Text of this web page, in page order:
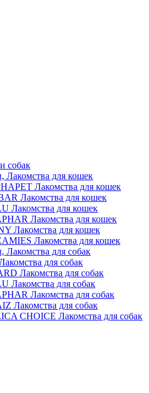
собак
Лакомства для кошек
Лакомства для кошек
Лакомства для кошек
Лакомства для кошек
Лакомства для кошек
Лакомства для кошек
Лакомства для кошек
для собак
для собак
Лакомства для собак
Лакомства для собак
Лакомства для собак
Лакомства для собак
CHOICE Лакомства для собак